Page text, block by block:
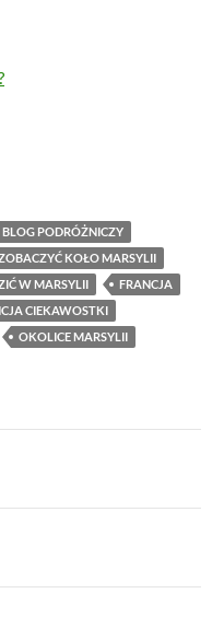
BLOG PODRÓŻNICZY
KOŁO MARSYLII
W MARSYLII
FRANCJA
CIEKAWOSTKI
OKOLICE MARSYLII